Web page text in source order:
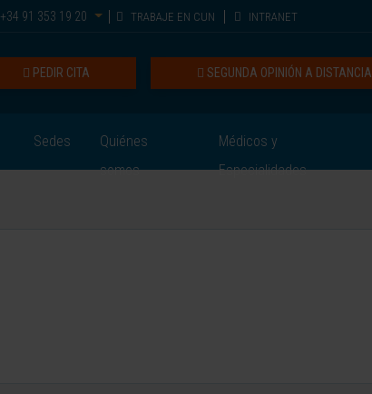
+34 91 353 19 20 TRABAJE EN CUN INTRANET
SEGUNDA OPINIÓN A DISTANCIA
PEDIR CITA
Sedes
Quiénes
somos
Médicos y
Especialidades